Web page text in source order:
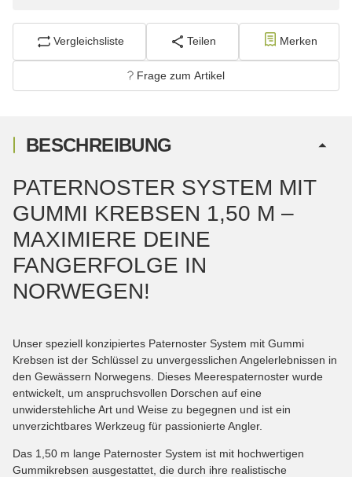
Vergleichsliste Teilen Merken
Frage zum Artikel
BESCHREIBUNG
PATERNOSTER SYSTEM MIT
GUMMI KREBSEN 1,50 M –
MAXIMIERE DEINE
FANGERFOLGE IN
NORWEGEN!
Unser speziell konzipiertes Paternoster System mit Gummi
Krebsen ist der Schlüssel zu unvergesslichen Angelerlebnissen in
den Gewässern Norwegens. Dieses Meerespaternoster wurde
entwickelt, um anspruchsvollen Dorschen auf eine
unwiderstehliche Art und Weise zu begegnen und ist ein
unverzichtbares Werkzeug für passionierte Angler.
Das 1,50 m lange Paternoster System ist mit hochwertigen
Gummikrebsen ausgestattet, die durch ihre realistische